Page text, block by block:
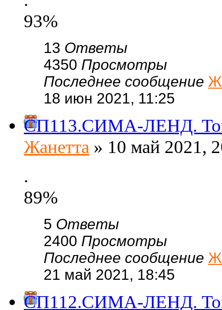
93%
13 Ответы
4350 Просмотры
Последнее сообщение
18 июн 2021, 11:25
СП113.СИМА-ЛЕНД.
Жанетта » 10 май 2021,
.
89%
5 Ответы
2400 Просмотры
Последнее сообщение
21 май 2021, 18:45
СП112.СИМА-ЛЕНД.